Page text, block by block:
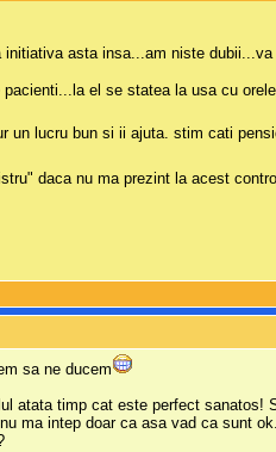
asta insa...am niste
el se statea la usa cu
un lucru bun si ii ajuta. stim cati
daca nu ma prezint la acest
sa ne ducem
atata timp cat este perfect
ma intep doar ca asa vad ca sunt